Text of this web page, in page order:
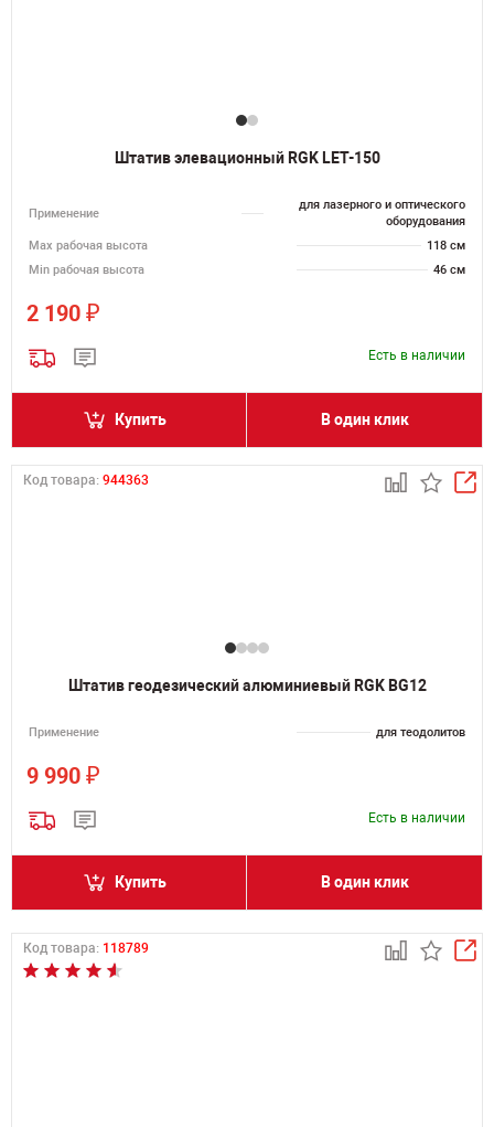
Штатив элевационный RGK LET-150
Применение
для лазерного и оптического
оборудования
Мах рабочая высота
118 см
Min рабочая высота
46 см
2 190 ₽
Есть в наличии
Купить В один клик
Код товара: 944363
Штатив геодезический алюминиевый RGK BG12
Применение для теодолитов
9 990 ₽
Есть в наличии
Купить В один клик
Код товара: 118789